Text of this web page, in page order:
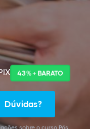
43% + BARATO
Dúvidas?
sobre o curso Pós